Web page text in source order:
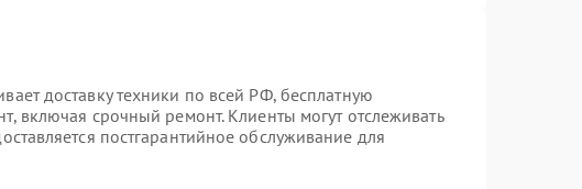
доставку техники по всей РФ, бесплатную
включая срочный ремонт. Клиенты могут отслеживать
постгарантийное обслуживание для